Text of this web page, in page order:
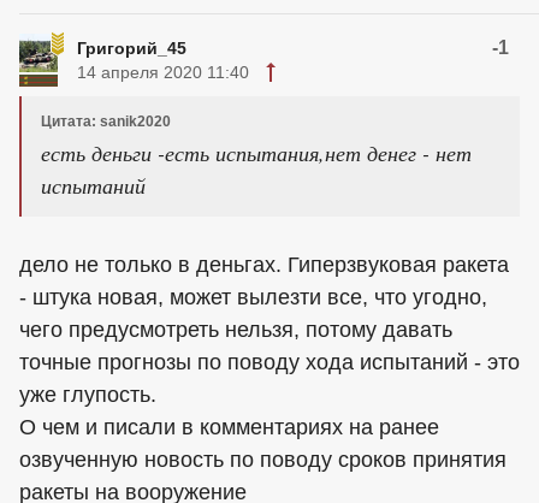
Григорий_45 -1
14 апреля 2020 11:40
Цитата: sanik2020
есть деньги -есть испытания,нет денег - нет
испытаний
дело не только в деньгах. Гиперзвуковая ракета
- штука новая, может вылезти все, что угодно,
чего предусмотреть нельзя, потому давать
точные прогнозы по поводу хода испытаний - это
уже глупость.
О чем и писали в комментариях на ранее
озвученную новость по поводу сроков принятия
ракеты на вооружение